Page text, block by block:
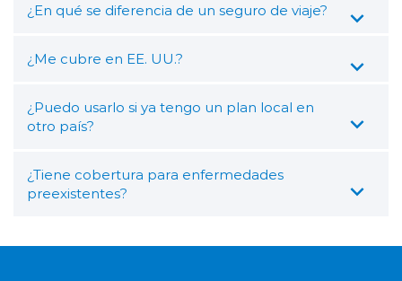
¿En qué se diferencia de un seguro de viaje?
¿Me cubre en EE. UU.?
¿Puedo usarlo si ya tengo un plan local en
otro país?
¿Tiene cobertura para enfermedades
preexistentes?